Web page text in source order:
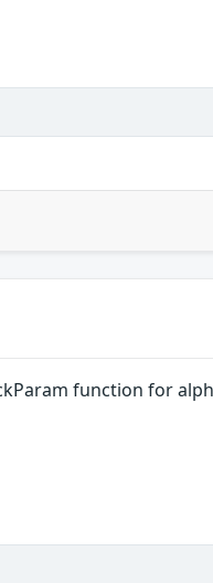
function for